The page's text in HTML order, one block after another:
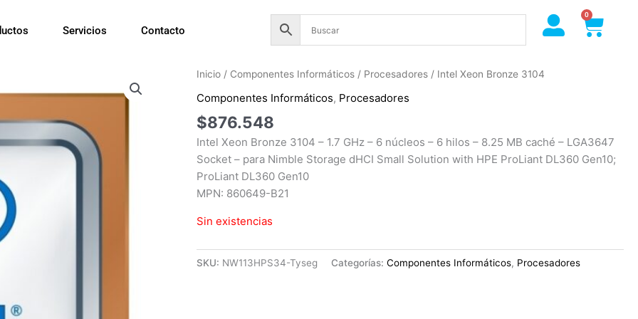
Servicios Contacto
0
Cart
Inicio / Componentes Informáticos / Procesadores / Intel Xeon Bronze 3104
Componentes Informáticos, Procesadores
$876.548
Intel Xeon Bronze 3104 – 1.7 GHz – 6 núcleos – 6 hilos – 8.25 MB caché – LGA3647
Socket – para Nimble Storage dHCI Small Solution with HPE ProLiant DL360 Gen10;
ProLiant DL360 Gen10
MPN: 860649-B21
Sin existencias
SKU: NW113HPS34-Tyseg Categorías:Componentes Informáticos, Procesadores